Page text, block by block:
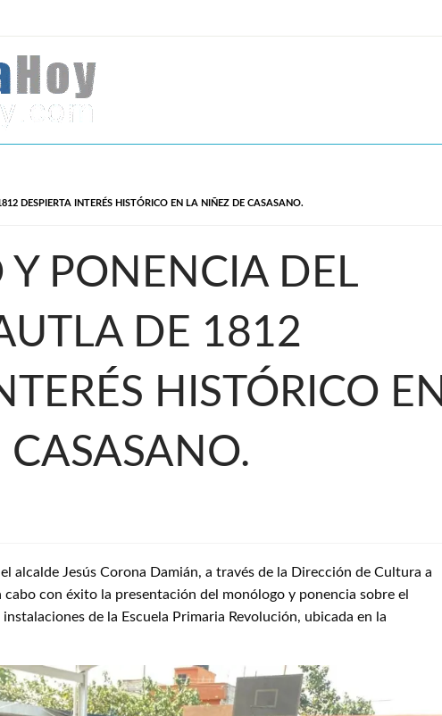
DESPIERTA INTERÉS HISTÓRICO EN LA NIÑEZ DE CASASANO.
PONENCIA DEL
DE 1812
HISTÓRICO EN
alcalde Jesús Corona Damián, a través de la Dirección de Cultura a
con éxito la presentación del monólogo y ponencia sobre el
de la Escuela Primaria Revolución, ubicada en la